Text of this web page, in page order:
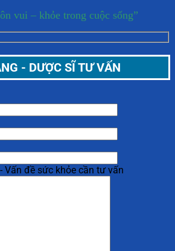
vui – khỏe trong cuộc sống”
- DƯỢC SĨ TƯ VẤN
Vấn đề sức khỏe cần tư vấn